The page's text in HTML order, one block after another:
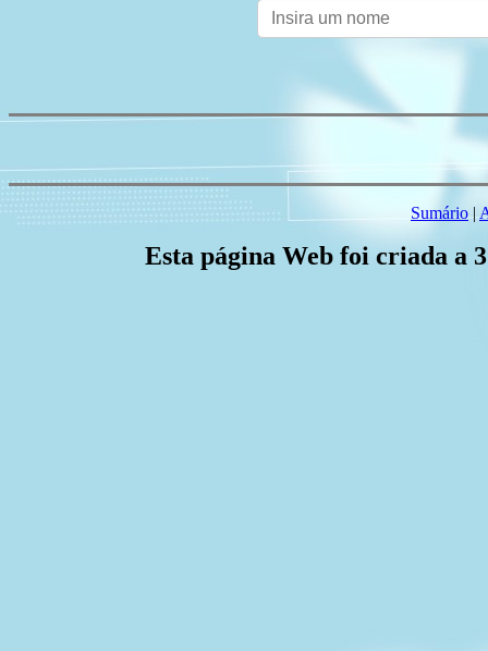
Sumário |
Esta página Web foi criada a